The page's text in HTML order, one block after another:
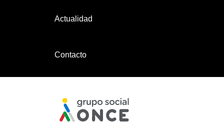
Actualidad
Contacto